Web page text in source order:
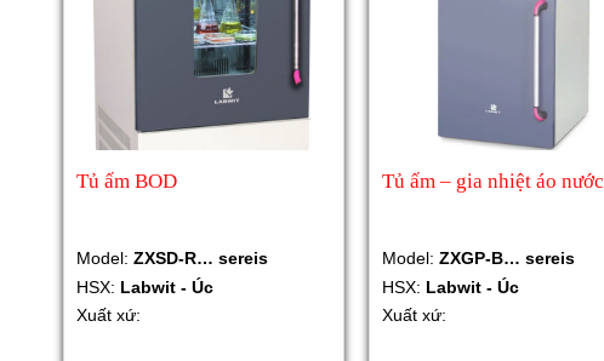
Tủ ấm BOD
Model: ZXSD-R… sereis
HSX: Labwit - Úc
Xuất xứ:
Tủ ấm – gia nhiệt áo nước
Model: ZXGP-B… sereis
HSX: Labwit - Úc
Xuất xứ: